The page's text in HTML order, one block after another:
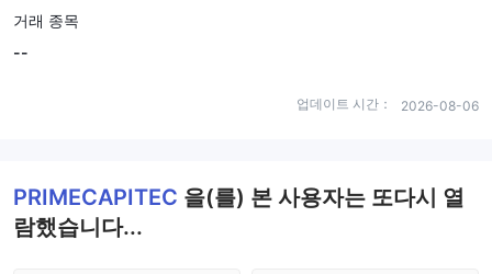
거래 종목
--
업데이트 시간： 2026-08-06
PRIMECAPITEC 을(를) 본 사용자는 또다시 열
람했습니다...